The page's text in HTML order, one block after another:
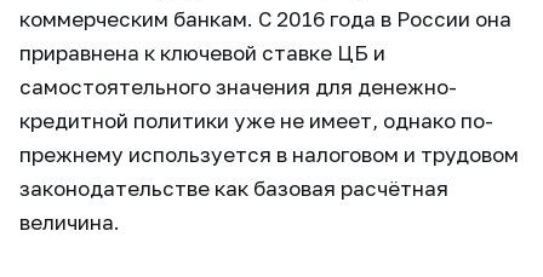
коммерческим банкам. С 2016 года в России она
приравнена к ключевой ставке ЦБ и
самостоятельного значения для денежно-
кредитной политики уже не имеет, однако по-
прежнему используется в налоговом и трудовом
законодательстве как базовая расчётная
величина.